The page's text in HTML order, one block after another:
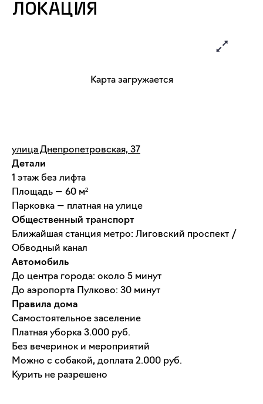
ЛОКАЦИЯ
Карта загружается
улица Днепропетровская, 37
Детали
1 этаж без лифта
Площадь — 60 м²
Парковка — платная на улице
Общественный транспорт
Ближайшая станция метро: Лиговский проспект /
Обводный канал
Автомобиль
До центра города: около 5 минут
До аэропорта Пулково: 30 минут
Правила дома
Самостоятельное заселение
Платная уборка 3.000 руб.
Без вечеринок и мероприятий
Можно с собакой, доплата 2.000 руб.
Курить не разрешено